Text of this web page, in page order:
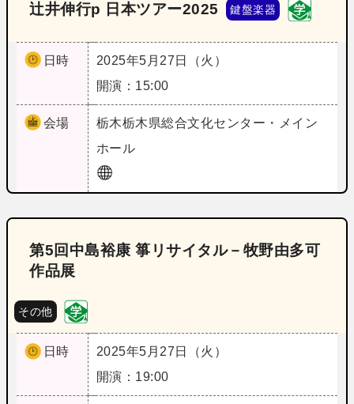
辻井伸行p 日本ツアー2025 鍵盤楽器
日時
2025年5月27日（火）
開演：15:00
会場 栃木栃木県総合文化センター・メイン
ホール
第5回中島裕康 箏リサイタル－牧野由多可
作品展
その他
日時
2025年5月27日（火）
開演：19:00